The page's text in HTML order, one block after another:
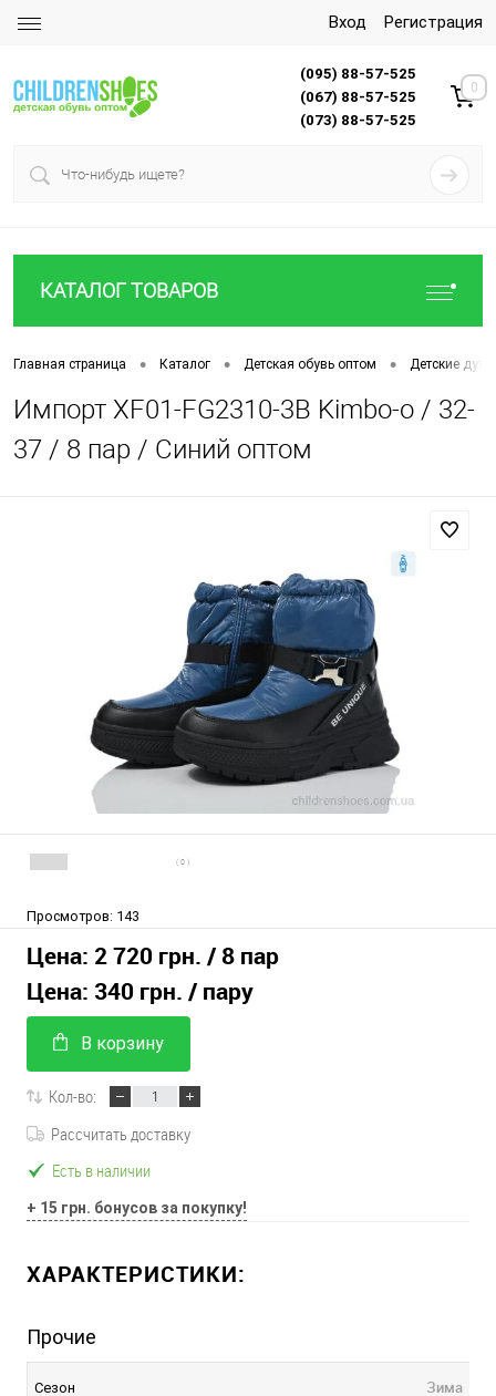
Вход Регистрация
(095) 88-57-525
(067) 88-57-525
(073) 88-57-525
0
КАТАЛОГ ТОВАРОВ
Главная страница • Каталог • Детская обувь оптом • Детские
Импорт XF01-FG2310-3B Kimbo-o / 32-
37 / 8 пар / Синий оптом
( 0 )
Просмотров: 143
Цена: 2 720 грн. / 8 пар
Цена: 340 грн. / пару
В корзину
Кол-во:
Рассчитать доставку
Есть в наличии
+ 15 грн. бонусов за покупку!
ХАРАКТЕРИСТИКИ:
Прочие
Сезон Зима